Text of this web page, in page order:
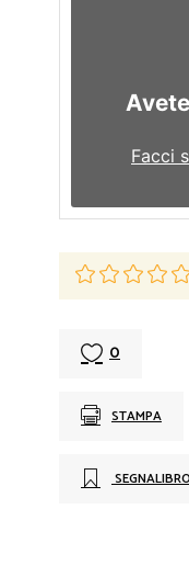
Facci
0
STAMPA